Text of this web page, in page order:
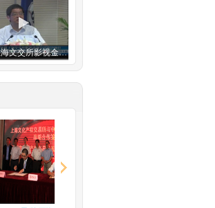
首届上海文交所影视金融论坛在沪举行